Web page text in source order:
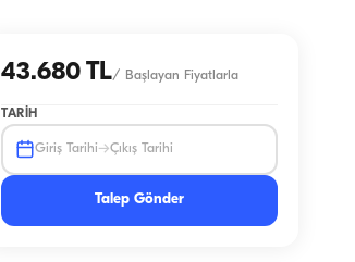
43.680 TL/ Başlayan Fiyatlarla
TARIH
Giriş Tarihi→Çıkış Tarihi
Talep Gönder